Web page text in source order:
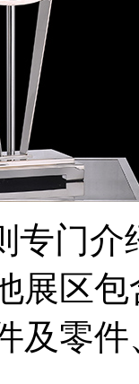
专门
展区包
及零